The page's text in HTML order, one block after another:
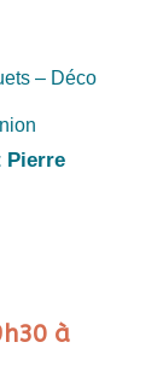
– Déco
Pierre
à